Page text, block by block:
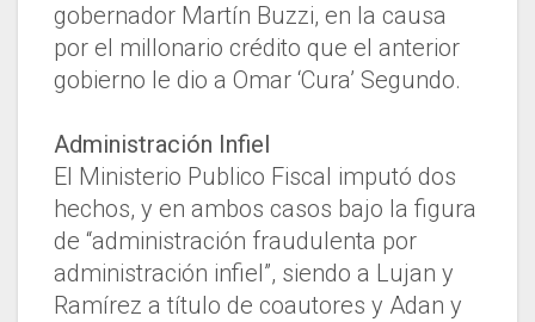
gobernador Martín Buzzi, en la causa
por el millonario crédito que el anterior
gobierno le dio a Omar ‘Cura’ Segundo.
Administración Infiel
El Ministerio Publico Fiscal imputó dos
hechos, y en ambos casos bajo la figura
de “administración fraudulenta por
administración infiel”, siendo a Lujan y
Ramírez a título de coautores y Adan y